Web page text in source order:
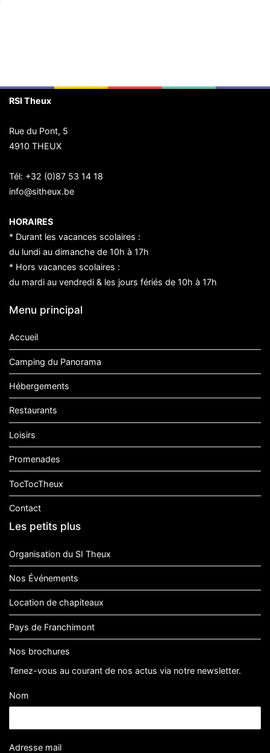
RSI Theux
Rue du Pont, 5
4910 THEUX
Tél: +32 (0)87 53 14 18
info@sitheux.be
HORAIRES
* Durant les vacances scolaires :
du lundi au dimanche de 10h à 17h
* Hors vacances scolaires :
du mardi au vendredi & les jours fériés de 10h à 17h
Menu principal
Accueil
Camping du Panorama
Hébergements
Restaurants
Loisirs
Promenades
TocTocTheux
Contact
Les petits plus
Organisation du SI Theux
Nos Événements
Location de chapiteaux
Pays de Franchimont
Nos brochures
Tenez-vous au courant de nos actus via notre newsletter.
Nom
Adresse mail